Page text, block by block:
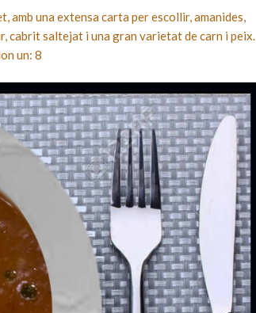
una extensa carta per escollir, amanides,
cabrit saltejat i una gran varietat de carn i peix.
un: 8